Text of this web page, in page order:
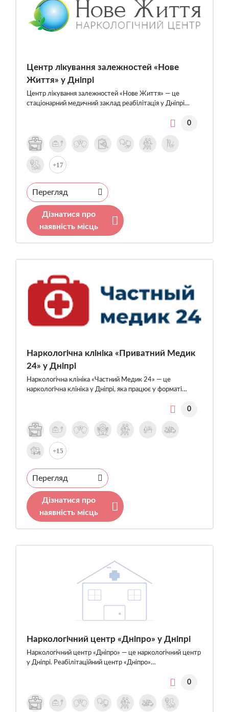
Центр лікування залежностей «Нове
Життя» у Дніпрі
Центр лікування залежностей «Нове Життя» — це
стаціонарний медичний заклад реабілітація у Дніпрі…
0
+17
Перегляд
Дізнатися про
наявність місць
Наркологічна клініка «Приватний Медик
24» у Дніпрі
Наркологічна клініка «Частний Медик 24» — це
наркологічна клініка у Дніпрі, яка працює у форматі…
0
+15
Перегляд
Дізнатися про
наявність місць
Наркологічний центр «Дніпро» у Дніпрі
Наркологічний центр «Дніпро» — це наркологічний центр
у Дніпрі. Реабілітаційний центр «Дніпро»…
0